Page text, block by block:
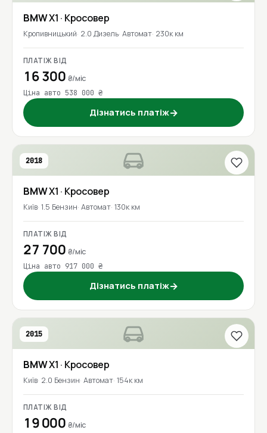
BMWX1 · Кросовер
Кропивницький 2.0 Дизель Автомат 230к км
ПЛАТІЖ ВІД
16 300 ₴/міс
Ціна авто 538 000 ₴
Дізнатись платіж→
2018
BMWX1 · Кросовер
Київ 1.5 Бензин Автомат 130к км
ПЛАТІЖ ВІД
27 700 ₴/міс
Ціна авто 917 000 ₴
Дізнатись платіж→
2015
BMWX1 · Кросовер
Київ 2.0 Бензин Автомат 154к км
ПЛАТІЖ ВІД
19 000 ₴/міс